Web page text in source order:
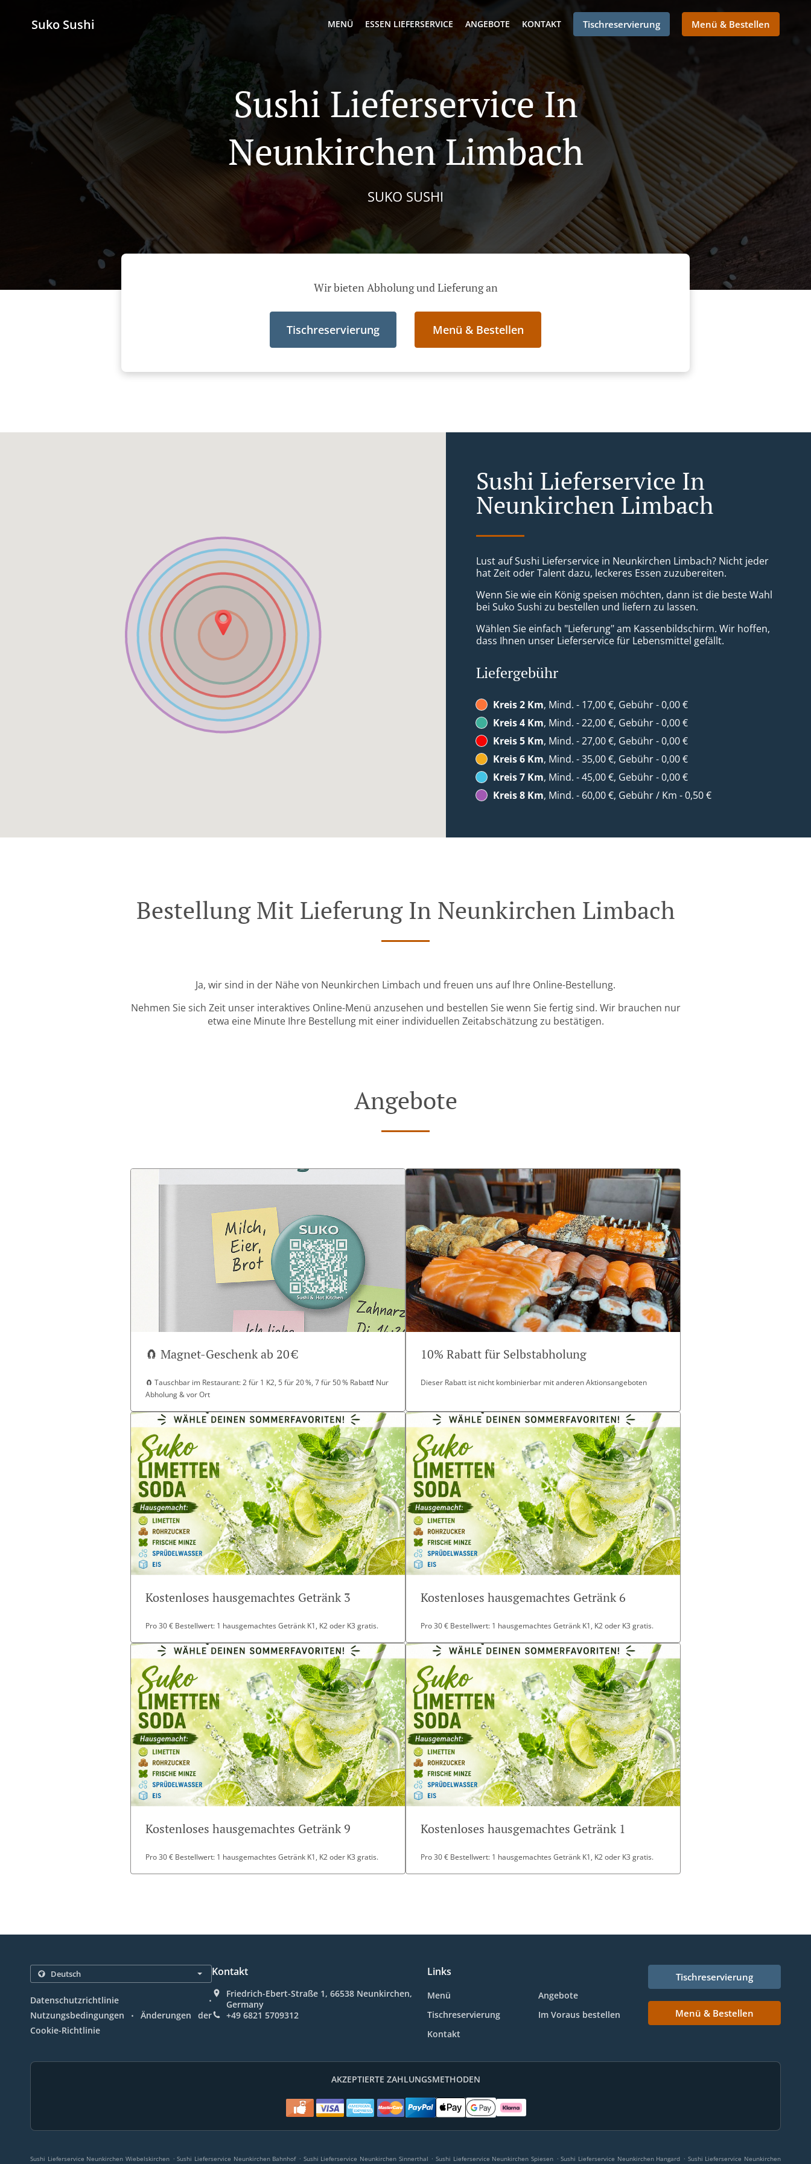
Suko Sushi MENÜ ESSEN LIEFERSERVICE ANGEBOTE KONTAKT Tischreservierung Menü & Bestellen
Sushi Lieferservice In
Neunkirchen Limbach
SUKO SUSHI
Wir bieten Abholung und Lieferung an
Tischreservierung Menü & Bestellen
Sushi Lieferservice In
Neunkirchen Limbach
Lust auf Sushi Lieferservice in Neunkirchen Limbach? Nicht jeder
hat Zeit oder Talent dazu, leckeres Essen zuzubereiten.
Wenn Sie wie ein König speisen möchten, dann ist die beste Wahl
bei Suko Sushi zu bestellen und liefern zu lassen.
Wählen Sie einfach "Lieferung" am Kassenbildschirm. Wir hoffen,
dass Ihnen unser Lieferservice für Lebensmittel gefällt.
Liefergebühr
Kreis 2 Km, Mind. - 17,00 €, Gebühr - 0,00 €
Kreis 4 Km, Mind. - 22,00 €, Gebühr - 0,00 €
Kreis 5 Km, Mind. - 27,00 €, Gebühr - 0,00 €
Kreis 6 Km, Mind. - 35,00 €, Gebühr - 0,00 €
Kreis 7 Km, Mind. - 45,00 €, Gebühr - 0,00 €
Kreis 8 Km, Mind. - 60,00 €, Gebühr / Km - 0,50 €
Bestellung Mit Lieferung In Neunkirchen Limbach
Ja, wir sind in der Nähe von Neunkirchen Limbach und freuen uns auf Ihre Online-Bestellung.
Nehmen Sie sich Zeit unser interaktives Online-Menü anzusehen und bestellen Sie wenn Sie fertig sind. Wir brauchen nur
etwa eine Minute Ihre Bestellung mit einer individuellen Zeitabschätzung zu bestätigen.
Angebote
🧲 Magnet-Geschenk ab 20 €
🧲 Tauschbar im Restaurant: 2 für 1 K2, 5 für 20 %, 7 für 50 % Rabatt❗ Nur
Abholung & vor Ort
10% Rabatt für Selbstabholung
Dieser Rabatt ist nicht kombinierbar mit anderen Aktionsangeboten
Kostenloses hausgemachtes Getränk 3
Pro 30 € Bestellwert: 1 hausgemachtes Getränk K1, K2 oder K3 gratis.
Kostenloses hausgemachtes Getränk 6
Pro 30 € Bestellwert: 1 hausgemachtes Getränk K1, K2 oder K3 gratis.
Kostenloses hausgemachtes Getränk 9
Pro 30 € Bestellwert: 1 hausgemachtes Getränk K1, K2 oder K3 gratis.
Kostenloses hausgemachtes Getränk 1
Pro 30 € Bestellwert: 1 hausgemachtes Getränk K1, K2 oder K3 gratis.
Datenschutzrichtlinie .
Nutzungsbedingungen .
Änderungen der
Cookie-Richtlinie
Kontakt
Friedrich-Ebert-Straße 1, 66538 Neunkirchen,
Germany
+49 6821 5709312
Links
Menü
Angebote
Tischreservierung
Im Voraus bestellen
Kontakt
Tischreservierung
Menü & Bestellen
AKZEPTIERTE ZAHLUNGSMETHODEN
Sushi Lieferservice Neunkirchen Wiebelskirchen . Sushi Lieferservice Neunkirchen Bahnhof . Sushi Lieferservice Neunkirchen Sinnerthal . Sushi Lieferservice Neunkirchen Spiesen . Sushi Lieferservice Neunkirchen Hangard . Sushi Lieferservice Neunkirchen